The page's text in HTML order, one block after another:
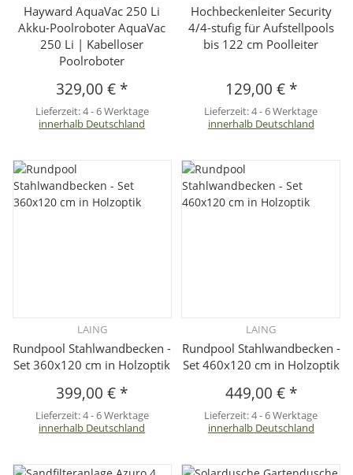
Hayward AquaVac 250 Li
Akku-Poolroboter AquaVac
250 Li | Kabelloser
Poolroboter
329,00 € *
Lieferzeit:4 - 6 Werktage
innerhalb Deutschland
Hochbeckenleiter Security
4/4-stufig für Aufstellpools
bis 122 cm Poolleiter
129,00 € *
Lieferzeit:4 - 6 Werktage
innerhalb Deutschland
LAING
Rundpool Stahlwandbecken -
Set 360x120 cm in Holzoptik
399,00 € *
Lieferzeit:4 - 6 Werktage
innerhalb Deutschland
LAING
Rundpool Stahlwandbecken -
Set 460x120 cm in Holzoptik
449,00 € *
Lieferzeit:4 - 6 Werktage
innerhalb Deutschland